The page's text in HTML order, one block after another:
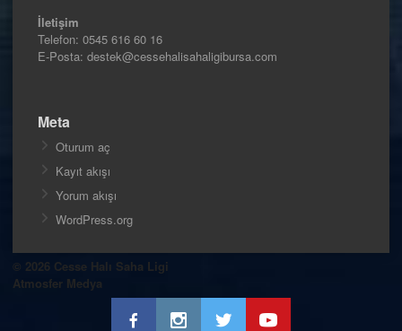
İletişim
Telefon: 0545 616 60 16
E-Posta: destek@cessehalisahaligibursa.com
Meta
Oturum aç
Kayıt akışı
Yorum akışı
WordPress.org
© 2026 Cesse Halı Saha Ligi
Atmosfer Medya